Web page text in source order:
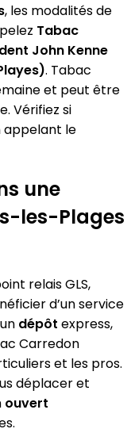
, les modalités de
Tabac
John Kenne
. Tabac
et peut être
Vérifiez si
appelant le
une
les-Plages
relais GLS,
d’un service
dépôt express,
Carredon
et les pros.
déplacer et
ouvert